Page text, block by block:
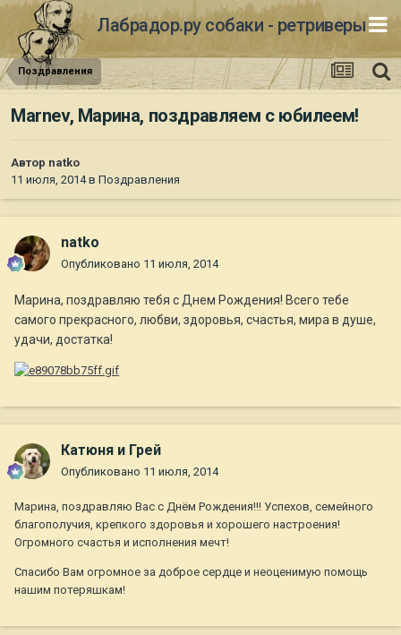
Лабрадор.ру собаки - ретриверы
Поздравления
Marnev, Марина, поздравляем с юбилеем!
Автор natko
11 июля, 2014в Поздравления
natko
Опубликовано 11 июля, 2014
Марина, поздравляю тебя с Днем Рождения! Всего тебе
самого прекрасного, любви, здоровья, счастья, мира в душе,
удачи, достатка!
Катюня и Грей
Опубликовано 11 июля, 2014
Марина, поздравляю Вас с Днём Рождения!!! Успехов, семейного
благополучия, крепкого здоровья и хорошего настроения!
Огромного счастья и исполнения мечт!
Спасибо Вам огромное за доброе сердце и неоценимую помощь
нашим потеряшкам!